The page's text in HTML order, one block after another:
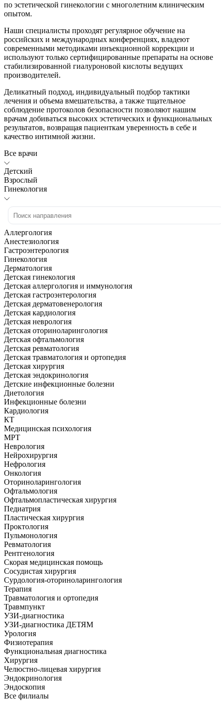
по эстетической гинекологии с многолетним клиническим
опытом.
Наши специалисты проходят регулярное обучение на
российских и международных конференциях, владеют
современными методиками инъекционной коррекции и
используют только сертифицированные препараты на основе
стабилизированной гиалуроновой кислоты ведущих
производителей.
Деликатный подход, индивидуальный подбор тактики
лечения и объема вмешательства, а также тщательное
соблюдение протоколов безопасности позволяют нашим
врачам добиваться высоких эстетических и функциональных
результатов, возвращая пациенткам уверенность в себе и
качество интимной жизни.
Все врачи
Детский
Взрослый
Гинекология
Аллергология
Анестезиология
Гастроэнтерология
Гинекология
Дерматология
Детская гинекология
Детская аллергология и иммунология
Детская гастроэнтерология
Детская дерматовенерология
Детская кардиология
Детская неврология
Детская оториноларингология
Детская офтальмология
Детская ревматология
Детская травматология и ортопедия
Детская хирургия
Детская эндокринология
Детские инфекционные болезни
Диетология
Инфекционные болезни
Кардиология
КТ
Медицинская психология
МРТ
Неврология
Нейрохирургия
Нефрология
Онкология
Оториноларингология
Офтальмология
Офтальмопластическая хирургия
Педиатрия
Пластическая хирургия
Проктология
Пульмонология
Ревматология
Рентгенология
Скорая медицинская помощь
Сосудистая хирургия
Сурдология-оториноларингология
Терапия
Травматология и ортопедия
Травмпункт
УЗИ-диагностика
УЗИ-диагностика ДЕТЯМ
Урология
Физиотерапия
Функциональная диагностика
Хирургия
Челюстно-лицевая хирургия
Эндокринология
Эндоскопия
Все филиалы